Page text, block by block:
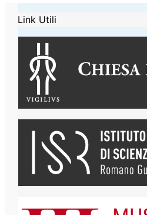
Link Utili